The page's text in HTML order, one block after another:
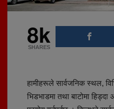
8k
SHARES
हामीहरूले सार्वजनिक स्थल,
भिडभाडमा तथा बाटोमा हिड्दा